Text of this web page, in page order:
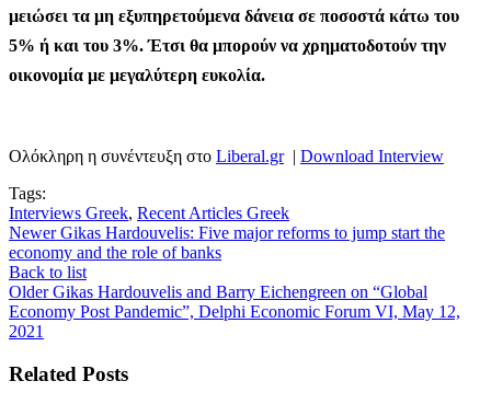
μειώσει τα μη εξυπηρετούμενα δάνεια σε ποσοστά κάτω του
5% ή και του 3%. Έτσι θα μπορούν να χρηματοδοτούν την
οικονομία με μεγαλύτερη ευκολία.
Ολόκληρη η συνέντευξη στο Liberal.gr| Download Interview
Tags:
Interviews Greek, Recent Articles Greek
Newer Gikas Hardouvelis: Five major reforms to jump start the
economy and the role of banks
Back to list
Older Gikas Hardouvelis and Barry Eichengreen on “Global
Economy Post Pandemic”, Delphi Economic Forum VI, May 12,
2021
Related Posts